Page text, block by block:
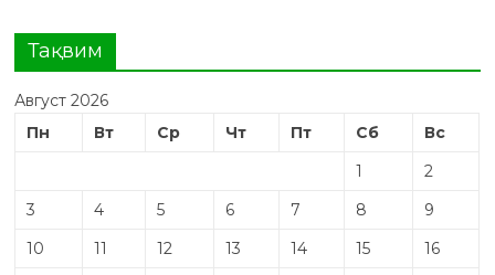
Тақвим
Август 2026
Пн
Вт Ср Чт Пт Сб
Вс
1
2
3
4 5 6 7 8
9
10
11 12 13 14 15
16